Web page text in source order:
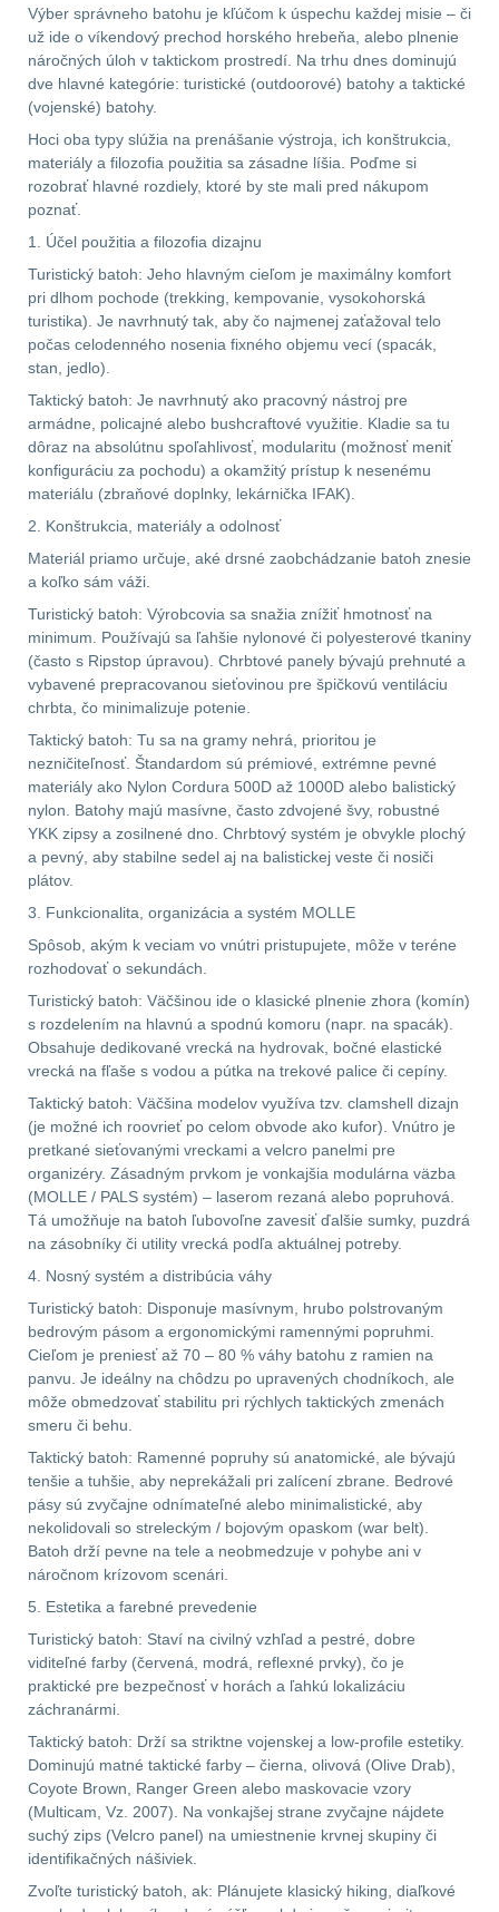
Raily, lišty, krytky66
Přední taktické
rukojeti50
Mechanická mířidla
30
Pistolové rukojeti20
Dvojnožky 39
Príslušenstvo18
Čistenie zbraní39
AR15 12
AK4710
.2210
.223 (5.56mm)9
.243 .260 (6.5mm)7
.270 .280 (7mm)8
.30 .308 (7.62mm)
11
12GA, 20GA
.357 .38 (9mm) 12
1911 9
AR106
Náradie a nástroje k
zbraniam34
AR1519
AK479
.22
.223 (5.56mm)
.243 .260 (6.5mm)7
.270 .280 (7mm)7
.30 .308 (7.62mm)
11
12GA, 20GA10
.40 .41 6
.44 .456
.357 .38 (9mm)
Výber správneho batohu je kľúčom k úspechu každej misie – či
už ide o víkendový prechod horského hrebeňa, alebo plnenie
náročných úloh v taktickom prostredí. Na trhu dnes dominujú
dve hlavné kategórie: turistické (outdoorové) batohy a taktické
(vojenské) batohy.
Hoci oba typy slúžia na prenášanie výstroja, ich konštrukcia,
materiály a filozofia použitia sa zásadne líšia. Poďme si
rozobrať hlavné rozdiely, ktoré by ste mali pred nákupom
poznať.
1. Účel použitia a filozofia dizajnu
Turistický batoh: Jeho hlavným cieľom je maximálny komfort
pri dlhom pochode (trekking, kempovanie, vysokohorská
turistika). Je navrhnutý tak, aby čo najmenej zaťažoval telo
počas celodenného nosenia fixného objemu vecí (spacák,
stan, jedlo).
Taktický batoh: Je navrhnutý ako pracovný nástroj pre
armádne, policajné alebo bushcraftové využitie. Kladie sa tu
dôraz na absolútnu spoľahlivosť, modularitu (možnosť meniť
konfiguráciu za pochodu) a okamžitý prístup k nesenému
materiálu (zbraňové doplnky, lekárnička IFAK).
2. Konštrukcia, materiály a odolnosť
Materiál priamo určuje, aké drsné zaobchádzanie batoh znesie
a koľko sám váži.
Turistický batoh: Výrobcovia sa snažia znížiť hmotnosť na
minimum. Používajú sa ľahšie nylonové či polyesterové tkaniny
(často s Ripstop úpravou). Chrbtové panely bývajú prehnuté a
vybavené prepracovanou sieťovinou pre špičkovú ventiláciu
chrbta, čo minimalizuje potenie.
Taktický batoh: Tu sa na gramy nehrá, prioritou je
nezničiteľnosť. Štandardom sú prémiové, extrémne pevné
materiály ako Nylon Cordura 500D až 1000D alebo balistický
nylon. Batohy majú masívne, často zdvojené švy, robustné
YKK zipsy a zosilnené dno. Chrbtový systém je obvykle plochý
a pevný, aby stabilne sedel aj na balistickej veste či nosiči
plátov.
3. Funkcionalita, organizácia a systém MOLLE
Spôsob, akým k veciam vo vnútri pristupujete, môže v teréne
rozhodovať o sekundách.
Turistický batoh: Väčšinou ide o klasické plnenie zhora (komín)
s rozdelením na hlavnú a spodnú komoru (napr. na spacák).
Obsahuje dedikované vrecká na hydrovak, bočné elastické
vrecká na fľaše s vodou a pútka na trekové palice či cepíny.
Taktický batoh: Väčšina modelov využíva tzv. clamshell dizajn
(je možné ich roovrieť po celom obvode ako kufor). Vnútro je
pretkané sieťovanými vreckami a velcro panelmi pre
organizéry. Zásadným prvkom je vonkajšia modulárna väzba
(MOLLE / PALS systém) – laserom rezaná alebo popruhová.
Tá umožňuje na batoh ľubovoľne zavesiť ďalšie sumky, puzdrá
na zásobníky či utility vrecká podľa aktuálnej potreby.
4. Nosný systém a distribúcia váhy
Turistický batoh: Disponuje masívnym, hrubo polstrovaným
bedrovým pásom a ergonomickými ramennými popruhmi.
Cieľom je preniesť až 70 – 80 % váhy batohu z ramien na
panvu. Je ideálny na chôdzu po upravených chodníkoch, ale
môže obmedzovať stabilitu pri rýchlych taktických zmenách
smeru či behu.
Taktický batoh: Ramenné popruhy sú anatomické, ale bývajú
tenšie a tuhšie, aby neprekážali pri zalícení zbrane. Bedrové
pásy sú zvyčajne odnímateľné alebo minimalistické, aby
nekolidovali so streleckým / bojovým opaskom (war belt).
Batoh drží pevne na tele a neobmedzuje v pohybe ani v
náročnom krízovom scenári.
5. Estetika a farebné prevedenie
Turistický batoh: Staví na civilný vzhľad a pestré, dobre
viditeľné farby (červená, modrá, reflexné prvky), čo je
praktické pre bezpečnosť v horách a ľahkú lokalizáciu
záchranármi.
Taktický batoh: Drží sa striktne vojenskej a low-profile estetiky.
Dominujú matné taktické farby – čierna, olivová (Olive Drab),
Coyote Brown, Ranger Green alebo maskovacie vzory
(Multicam, Vz. 2007). Na vonkajšej strane zvyčajne nájdete
suchý zips (Velcro panel) na umiestnenie krvnej skupiny či
identifikačných nášiviek.
Zvoľte turistický batoh, ak: Plánujete klasický hiking, diaľkové